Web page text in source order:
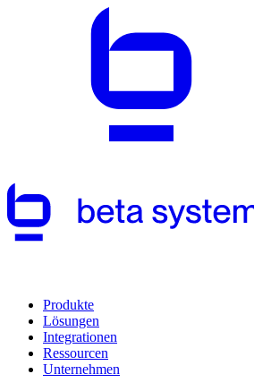
Produkte
Lösungen
Integrationen
Ressourcen
Unternehmen